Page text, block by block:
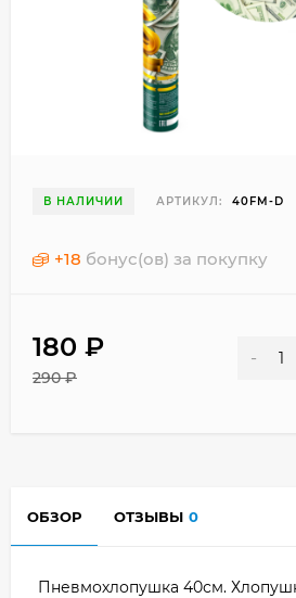
В НАЛИЧИИ АРТИКУЛ: 40FM-D
+18 бонус(ов) за покупку
180 ₽
290₽
-
ОБЗОР ОТЗЫВЫ 0
Пневмохлопушка 40см.